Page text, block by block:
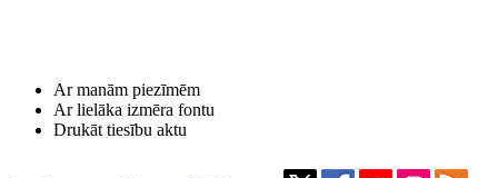
Ar manām piezīmēm
Ar lielāka izmēra fontu
Drukāt tiesību aktu